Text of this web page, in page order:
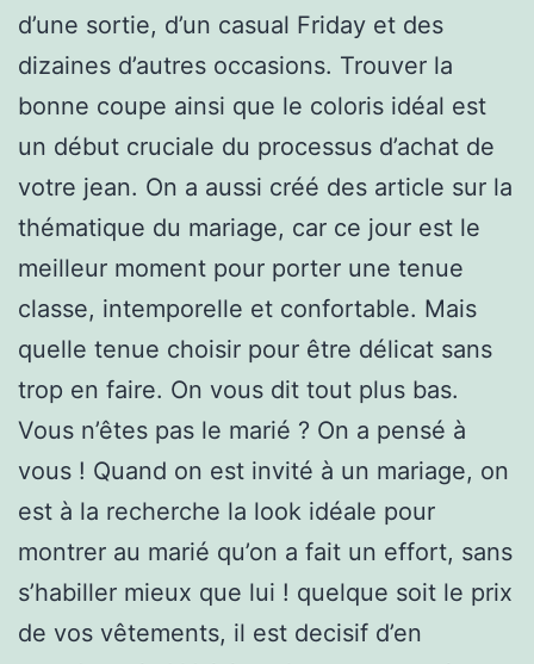
d’une sortie, d’un casual Friday et des
dizaines d’autres occasions. Trouver la
bonne coupe ainsi que le coloris idéal est
un début cruciale du processus d’achat de
votre jean. On a aussi créé des article sur la
thématique du mariage, car ce jour est le
meilleur moment pour porter une tenue
classe, intemporelle et confortable. Mais
quelle tenue choisir pour être délicat sans
trop en faire. On vous dit tout plus bas.
Vous n’êtes pas le marié ? On a pensé à
vous ! Quand on est invité à un mariage, on
est à la recherche la look idéale pour
montrer au marié qu’on a fait un effort, sans
s’habiller mieux que lui ! quelque soit le prix
de vos vêtements, il est decisif d’en